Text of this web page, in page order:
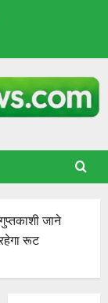
गुप्तकाशी जाने
रूट